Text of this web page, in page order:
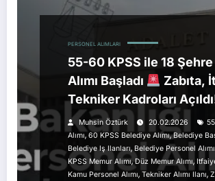
PERSONEL ALIMLARI
55-60 KPSS ile 18
Alımı Başladı
Zabıta,
Tekniker Kadroları
Muhsin Öztürk 20.02.2026
Alımı,60 KPSS Belediye Alımı,Belediye
Belediye Iş Ilanları, Belediye Personel
KPSS Memur Alımı,Düz Memur Alımı,
Kamu Personel Alımı,Tekniker Alımı Ilanı,